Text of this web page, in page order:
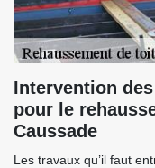
Intervention
pour le
Caussade
Les travaux qu’il faut